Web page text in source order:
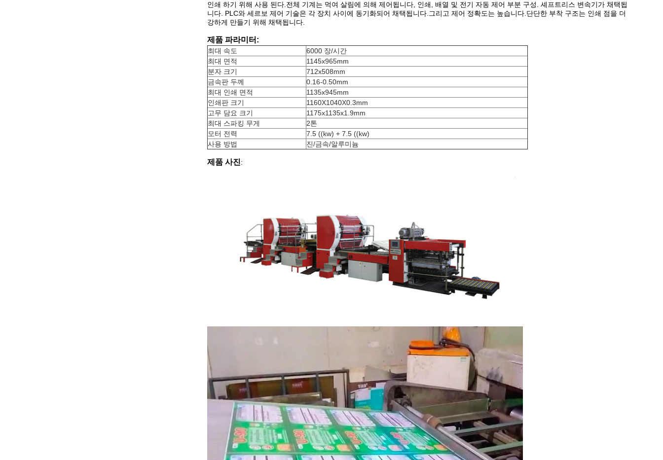
인쇄 하기 위해 사용 된다.전체 기계는 먹여 살림에 의해 제어됩니다, 인쇄, 배열 및 전기 자동 제어 부분 구성. 셰프트리스 변속기가 채택됩
니다. PLC와 세르보 제어 기술은 각 장치 사이에 동기화되어 채택됩니다.그리고 제어 정확도는 높습니다.단단한 부착 구조는 인쇄 점을 더
강하게 만들기 위해 채택됩니다.
제품 파라미터:
최대 속도
6000 장/시간
최대 면적
1145x965mm
분자 크기
712x508mm
금속판 두께
0.16-0.50mm
최대 인쇄 면적
1135x945mm
인쇄판 크기
1160X1040X0.3mm
고무 담요 크기
1175x1135x1.9mm
최대 스파킹 무게
2톤
모터 전력
7.5 ((kw) + 7.5 ((kw)
사용 방법
진/금속/알루미늄
제품 사진: